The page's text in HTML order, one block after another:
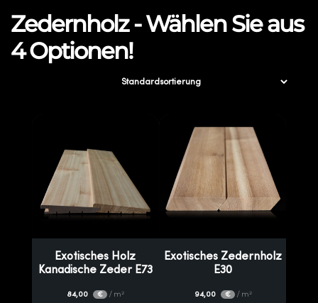
Zedernholz - Wählen Sie aus
4 Optionen!
Exotisches Holz
Kanadische Zeder E73
84,00 € / m²
Exotisches Zedernholz
E30
94,00 € / m²